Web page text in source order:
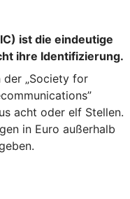
ist die eindeutige
ihre Identifizierung.
der „Society for
acht oder elf Stellen.
in Euro außerhalb